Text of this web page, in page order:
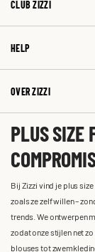
CLUB ZIZZI
HELP
OVER ZIZZI
PLUS SIZE
Bij Zizzi vind je plus
zoals ze zelf willen –
trends. We ontwerpen
zodat onze stijlen net
blouses tot